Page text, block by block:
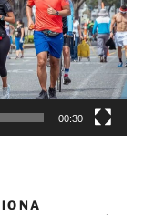
00:30